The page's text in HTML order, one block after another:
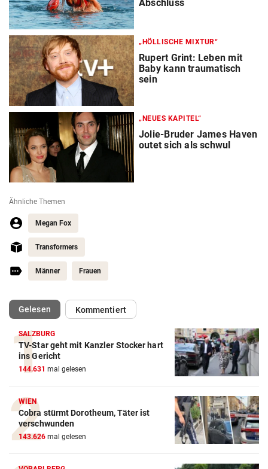
Abschluss
„HÖLLISCHE MIXTUR“
Rupert Grint: Leben mit
Baby kann traumatisch
sein
„NEUES KAPITEL“
Jolie-Bruder James Haven
outet sich als schwul
Ähnliche Themen
Megan Fox
Transformers
Männer Frauen
Gelesen(ausgewählt)Kommentiert
SALZBURG
TV-Star geht mit Kanzler Stocker hart
ins Gericht
144.631 mal gelesen
WIEN
Cobra stürmt Dorotheum, Täter ist
verschwunden
143.626 mal gelesen